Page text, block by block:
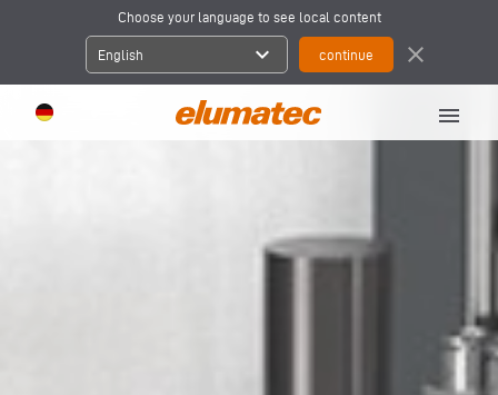
Choose your language to see local content
English expand_more close
menu